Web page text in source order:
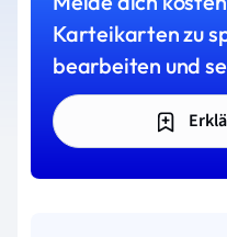
Karteikarten zu
bearbeiten und